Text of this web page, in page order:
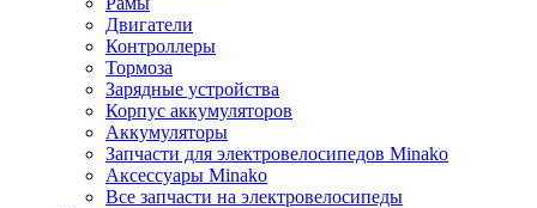
Двигатели
Контроллеры
Тормоза
Зарядные устройства
Корпус аккумуляторов
Аккумуляторы
Запчасти для электровелосипедов Minako
Аксессуары Minako
Все запчасти на электровелосипеды